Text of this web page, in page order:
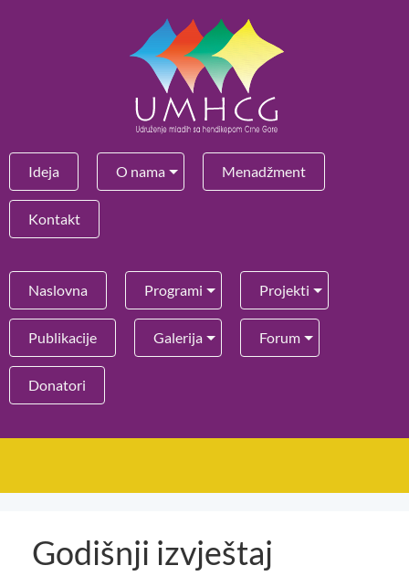
Ideja O nama Menadžment
Kontakt
Naslovna Programi Projekti
Publikacije Galerija Forum
Donatori
Godišnji izvještaj